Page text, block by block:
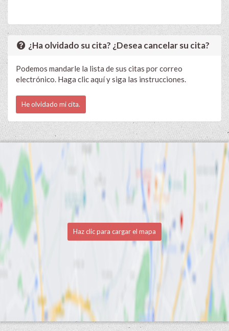
¿Ha olvidado su cita? ¿Desea cancelar su cita?
Podemos mandarle la lista de sus citas por correo
electrónico. Haga clic aquí y siga las instrucciones.
He olvidado mi cita.
Haz clic para cargar el mapa